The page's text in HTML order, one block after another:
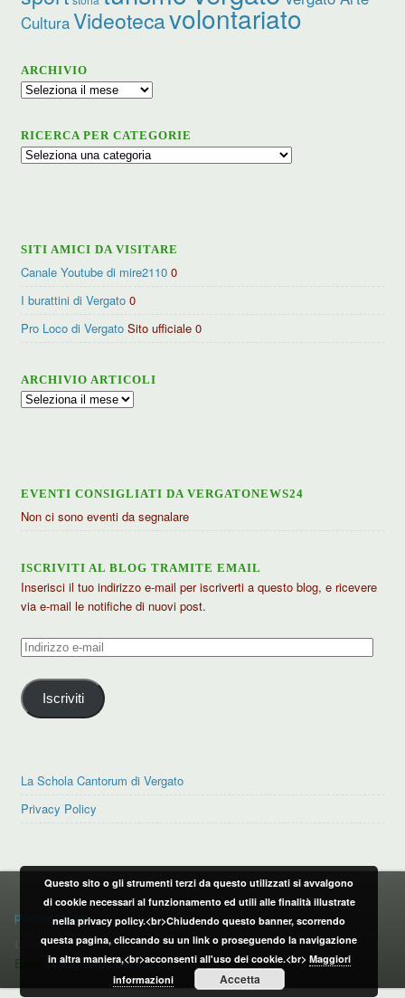
CulturaVideotecavolontariato
ARCHIVIO
Archivio
RICERCA PER CATEGORIE
Ricerca
SITI AMICI DA VISITARE
Canale Youtube di mire2110 0
I burattini di Vergato 0
Pro Loco di Vergato Sito ufficiale 0
ARCHIVIO ARTICOLI
Archivio
EVENTI CONSIGLIATI DA VERGATONEWS24
Non ci sono eventi da segnalare
ISCRIVITI AL BLOG TRAMITE EMAIL
Inserisci il tuo indirizzo e-mail per iscriverti a questo blog, e ricevere
via e-mail le notifiche di nuovi post.
Indirizzo
mail
Iscriviti
La Schola Cantorum di Vergato
Privacy Policy
PRIVACY POLICY
privacy policy
CONTATTI:
Email:info@vergatonews24.it
Questo sito o gli strumenti terzi da questo utilizzati si avvalgono
di cookie necessari al funzionamento ed utili alle finalità illustrate
nella privacy policy.<br>Chiudendo questo banner, scorrendo
questa pagina, cliccando su un link o proseguendo la navigazione
in altra maniera,<br>acconsenti all'uso dei cookie.<br> Maggiori
informazioni
Accetta